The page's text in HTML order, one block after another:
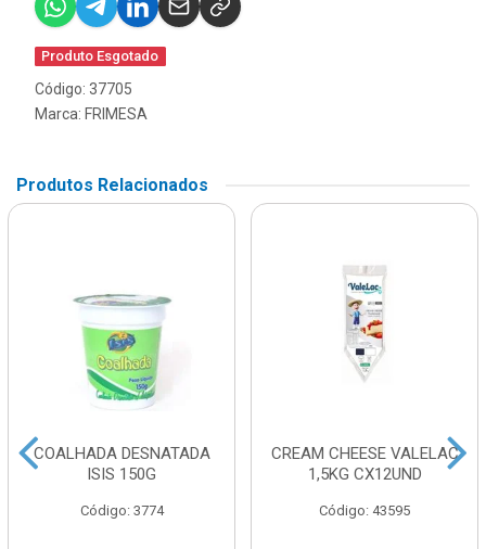
Produto Esgotado
Código: 37705
Marca: FRIMESA
Produtos Relacionados
COALHADA DESNATADA
ISIS 150G
Código: 3774
CREAM CHEESE VALELAC
1,5KG CX12UND
Código: 43595